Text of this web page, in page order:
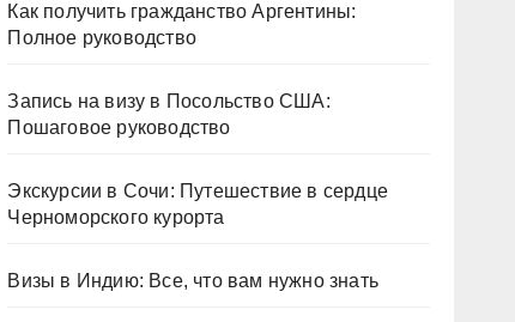
Как получить гражданство Аргентины:
Полное руководство
Запись на визу в Посольство США:
Пошаговое руководство
Экскурсии в Сочи: Путешествие в сердце
Черноморского курорта
Визы в Индию: Все, что вам нужно знать